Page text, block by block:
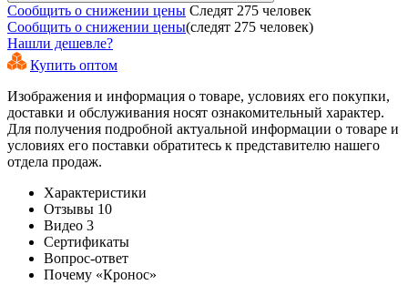
Сообщить о снижении цены Следят 275 человек
Сообщить о снижении цены(следят 275 человек)
Нашли дешевле?
Купить оптом
Изображения и информация о товаре, условиях его покупки,
доставки и обслуживания носят ознакомительный характер.
Для получения подробной актуальной информации о товаре и
условиях его поставки обратитесь к представителю нашего
отдела продаж.
Характеристики
Отзывы 10
Видео 3
Сертификаты
Вопрос-ответ
Почему «Кронос»